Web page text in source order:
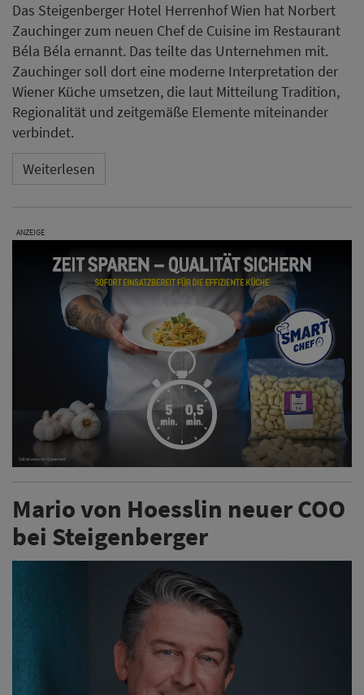
Das Steigenberger Hotel Herrenhof Wien hat Norbert
Zauchinger zum neuen Chef de Cuisine im Restaurant
Béla Béla ernannt. Das teilte das Unternehmen mit.
Zauchinger soll dort eine moderne Interpretation der
Wiener Küche umsetzen, die laut Mitteilung Tradition,
Regionalität und zeitgemäße Elemente miteinander
verbindet.
Weiterlesen
ANZEIGE
Mario von Hoesslin neuer COO
bei Steigenberger